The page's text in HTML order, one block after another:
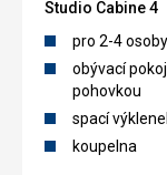
Studio Cabine 4
pro 2-4 osoby
obývací
pohovkou
spací
koupelna